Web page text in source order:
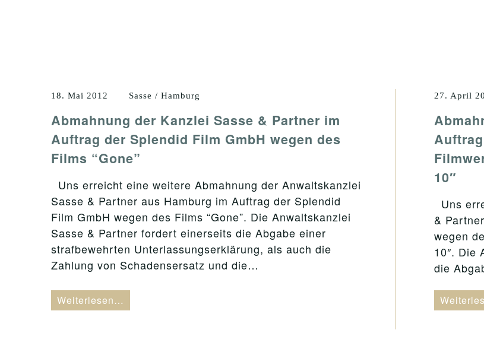
18. Mai 2012 Sasse / Hamburg
Abmahnung der Kanzlei Sasse & Partner im
Auftrag der Splendid Film GmbH wegen des
Films “Gone”
Uns erreicht eine weitere Abmahnung der Anwaltskanzlei
Sasse & Partner aus Hamburg im Auftrag der Splendid
Film GmbH wegen des Films “Gone”. Die Anwaltskanzlei
Sasse & Partner fordert einerseits die Abgabe einer
strafbewehrten Unterlassungserklärung, als auch die
Zahlung von Schadensersatz und die…
Weiterlesen…
27. April
10″
Uns
&
wegen
10″. Die
die